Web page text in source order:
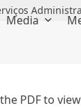
Media
PDF to